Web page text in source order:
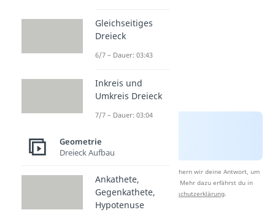
Nach Beantwortung speichern wir deine Antwort, um
Studyflix zu verbessern. Mehr dazu erfährst du in
unserer
Datenschutzerklärung.
Gleichseitiges
Dreieck
6/7 – Dauer: 03:43
Inkreis und
Umkreis Dreieck
7/7 – Dauer: 03:04
Geometrie
Dreieck Aufbau
Ankathete,
Gegenkathete,
Hypotenuse